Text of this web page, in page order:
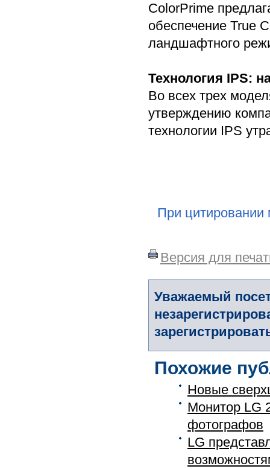
ColorPrime
обеспечение True
ландшафтного
Технология IPS:
Во всех трех
утверждению
технологии IPS
При цитировании
Версия для
Уважаемый
Похожие
Новые
Монитор LG
фотографов
LG